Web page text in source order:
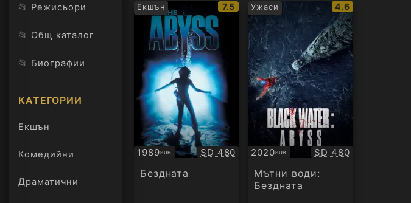
📂 Режисьори
📂 Общ каталог
📂 Биографии
КАТЕГОРИИ
Екшън
Комедийни
Драматични
Екшън
IMDb
рейтинг:
7.5
1989SUB
Субтитри Качество:
SD 480
Бездната
Ужаси
IMDb
рейтинг:
4.6
2020SUB
Субтитри Качество:
SD 480
Мътни води:
Бездната